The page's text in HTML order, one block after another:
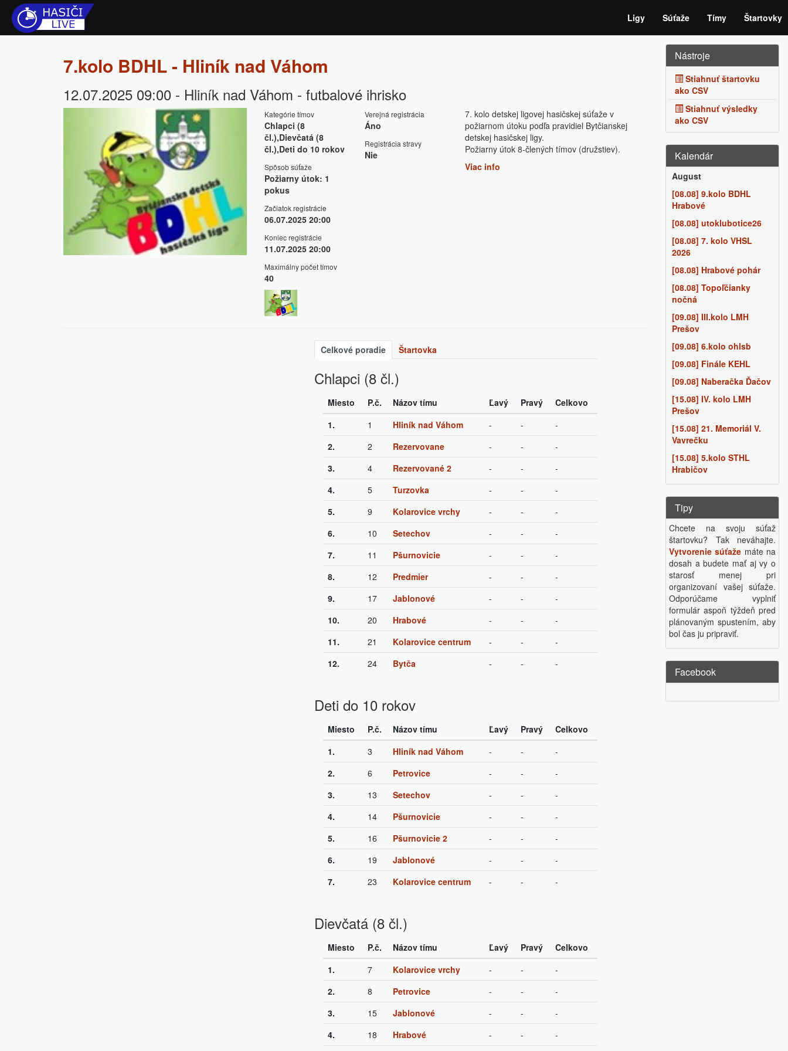
Ligy Súťaže Tímy Štartovky
7.kolo BDHL - Hliník nad Váhom
12.07.2025 09:00 - Hliník nad Váhom - futbalové ihrisko
Kategórie tímov
Chlapci (8
čl.),Dievčatá (8
čl.),Deti do 10 rokov
Spôsob súťaže
Požiarny útok: 1
pokus
Začiatok registrácie
06.07.2025 20:00
Koniec registrácie
11.07.2025 20:00
Maximálny počet tímov
40
Verejná registrácia
Áno
Registrácia stravy
Nie
7. kolo detskej ligovej hasičskej súťaže v
požiarnom útoku podľa pravidiel Bytčianskej
detskej hasičskej ligy.
Požiarny útok 8-člených tímov (družstiev).
Viac info
Celkové poradie Štartovka
Chlapci (8 čl.)
Miesto P.č. Názov tímu Ľavý Pravý
Celkovo
1.
1 Hliník nad Váhom - -
-
2.
2 Rezervovane - -
-
3.
4 Rezervované 2 - -
-
4.
5 Turzovka - -
-
5.
9 Kolarovice vrchy - -
-
6.
10 Setechov - -
-
7.
11 Pšurnovicie - -
-
8.
12 Predmier - -
-
9.
17 Jablonové - -
-
10.
20 Hrabové - -
-
11.
21 Kolarovice centrum - -
-
12.
24 Bytča - - -
Deti do 10 rokov
Miesto P.č. Názov tímu Ľavý Pravý
Celkovo
1.
3 Hliník nad Váhom - -
-
2.
6 Petrovice - -
-
3.
13 Setechov - -
-
4.
14 Pšurnovicie - -
-
5.
16 Pšurnovicie 2 - -
-
6.
19 Jablonové - -
-
7.
23 Kolarovice centrum - - -
Dievčatá (8 čl.)
Miesto P.č. Názov tímu Ľavý Pravý
Celkovo
1.
7 Kolarovice vrchy - -
-
2.
8 Petrovice - -
-
3.
15 Jablonové - -
-
4.
18 Hrabové - -
-
Nástroje
Stiahnuť štartovku
ako CSV
Stiahnuť výsledky
ako CSV
Kalendár
August
[08.08] 9.kolo BDHL
Hrabové
[08.08] utoklubotice26
[08.08] 7. kolo VHSL
2026
[08.08] Hrabové pohár
[08.08] Topoľčianky
nočná
[09.08] III.kolo LMH
Prešov
[09.08] 6.kolo ohlsb
[09.08] Finále KEHL
[09.08] Naberačka Ďačov
[15.08] IV. kolo LMH
Prešov
[15.08] 21. Memoriál V.
Vavrečku
[15.08] 5.kolo STHL
Hrabičov
Tipy
Chcete na svoju súťaž
štartovku? Tak neváhajte.
Vytvorenie súťaže máte na
dosah a budete mať aj vy o
starosť menej pri
organizovaní vašej súťaže.
Odporúčame vyplniť
formulár aspoň týždeň pred
plánovaným spustením, aby
bol čas ju pripraviť.
Facebook